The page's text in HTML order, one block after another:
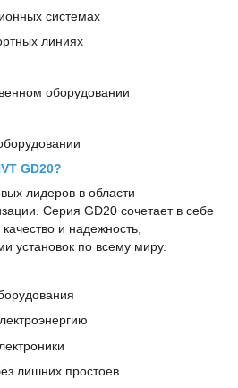
системах
линиях
оборудовании
GD20?
лидеров в области
Серия GD20 сочетает в себе
и надежность,
установок по всему миру.
лишних простоев